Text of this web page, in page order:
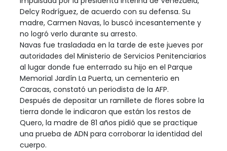
Delcy Rodríguez, de acuerdo con su defensa. Su
madre, Carmen Navas, lo buscó incesantemente y
no logró verlo durante su arresto.
Navas fue trasladada en la tarde de este jueves por
autoridades del Ministerio de Servicios Penitenciarios
al lugar donde fue enterrado su hijo en el Parque
Memorial Jardín La Puerta, un cementerio en
Caracas, constató un periodista de la AFP.
Después de depositar un ramillete de flores sobre la
tierra donde le indicaron que están los restos de
Quero, la madre de 81 años pidió que se practique
una prueba de ADN para corroborar la identidad del
cuerpo.